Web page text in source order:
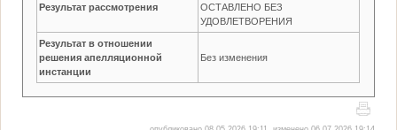
Результат рассмотрения
ОСТАВЛЕНО БЕЗ
УДОВЛЕТВОРЕНИЯ
Результат в отношении
решения апелляционной
инстанции
Без изменения